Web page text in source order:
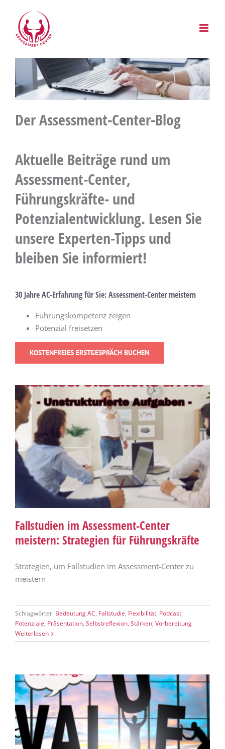
springen
Der Assessment-Center-Blog
Aktuelle Beiträge rund um
Assessment-Center,
Führungskräfte- und
Potenzialentwicklung. Lesen Sie
unsere Experten-Tipps und
bleiben Sie informiert!
30 Jahre AC-Erfahrung für Sie: Assessment-Center meistern
Führungskompetenz zeigen
Potenzial freisetzen
KOSTENFREIES ERSTGESPRÄCH BUCHEN
Fallstudien im Assessment-Center
meistern: Strategien für Führungskräfte
Strategien, um Fallstudien im Assessment-Center zu
meistern
Schlagwörter: Bedeutung AC, Fallstudie, Flexibilität, Podcast,
Potenziale, Präsentation, Selbstreflexion, Stärken, Vorbereitung
Weiterlesen